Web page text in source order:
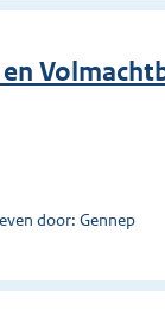
door: Gennep